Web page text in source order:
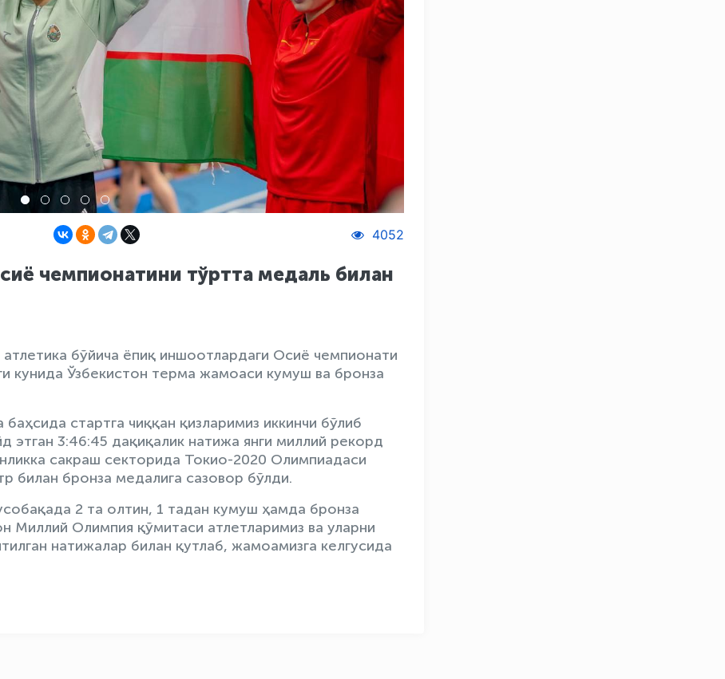
4052
чемпионатини тўртта медаль билан
бўйича ёпиқ иншоотлардаги Осиё чемпионати
кунида Ўзбекистон терма жамоаси кумуш ва бронза
стартга чиққан қизларимиз иккинчи бўлиб
этган 3:46:45 дақиқалик натижа янги миллий рекорд
сакраш секторида Токио-2020 Олимпиадаси
билан бронза медалига сазовор бўлди.
2 та олтин, 1 тадан кумуш ҳамда бронза
Миллий Олимпия қўмитаси атлетларимиз ва уларни
натижалар билан қутлаб, жамоамизга келгусида